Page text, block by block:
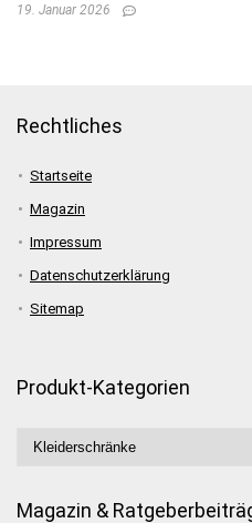
19. Januar 2026
Rechtliches
Startseite
Magazin
Impressum
Datenschutzerklärung
Sitemap
Produkt-Kategorien
Magazin &